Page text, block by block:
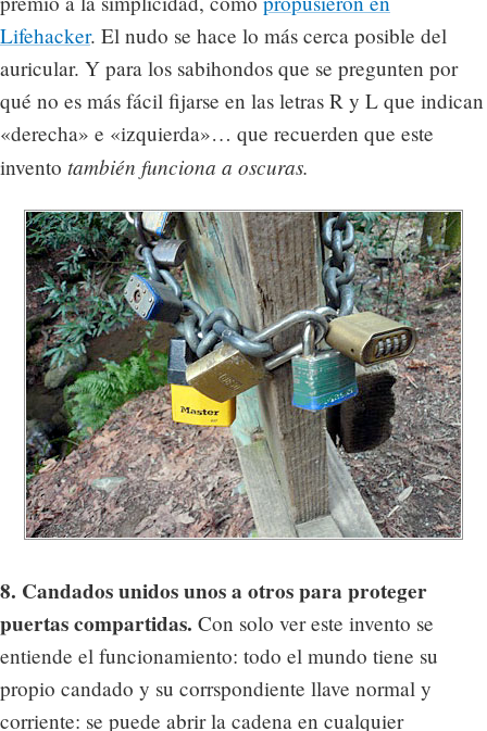
Lifehacker. El nudo se hace lo más cerca posible del
auricular. Y para los sabihondos que se pregunten por
qué no es más fácil fijarse en las letras R y L que indican
«derecha» e «izquierda»… que recuerden que este
invento también funciona a oscuras.
8. Candados unidos unos a otros para proteger
puertas compartidas. Con solo ver este invento se
entiende el funcionamiento: todo el mundo tiene su
propio candado y su corrspondiente llave normal y
corriente: se puede abrir la cadena en cualquier